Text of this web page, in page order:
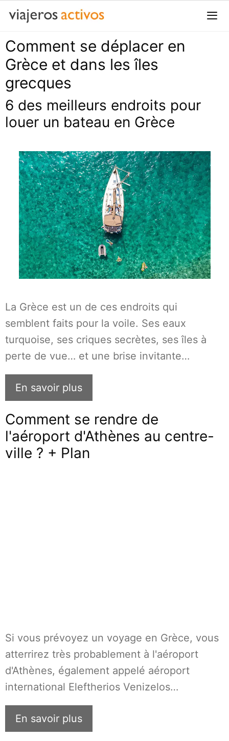
Passer
contenu
Comment se déplacer en
Grèce et dans les îles
grecques
6 des meilleurs endroits pour
louer un bateau en Grèce
La Grèce est un de ces endroits qui
semblent faits pour la voile. Ses eaux
turquoise, ses criques secrètes, ses îles à
perte de vue… et une brise invitante…
En savoir plus
Comment se rendre de
l'aéroport d'Athènes au centre-
ville ? + Plan
Si vous prévoyez un voyage en Grèce, vous
atterrirez très probablement à l'aéroport
d'Athènes, également appelé aéroport
international Eleftherios Venizelos…
En savoir plus